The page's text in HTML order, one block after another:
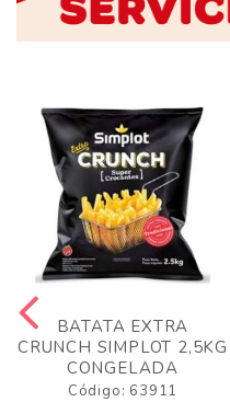
BATATA EXTRA
CRUNCH SIMPLOT 2,5KG
CONGELADA
Código: 63911